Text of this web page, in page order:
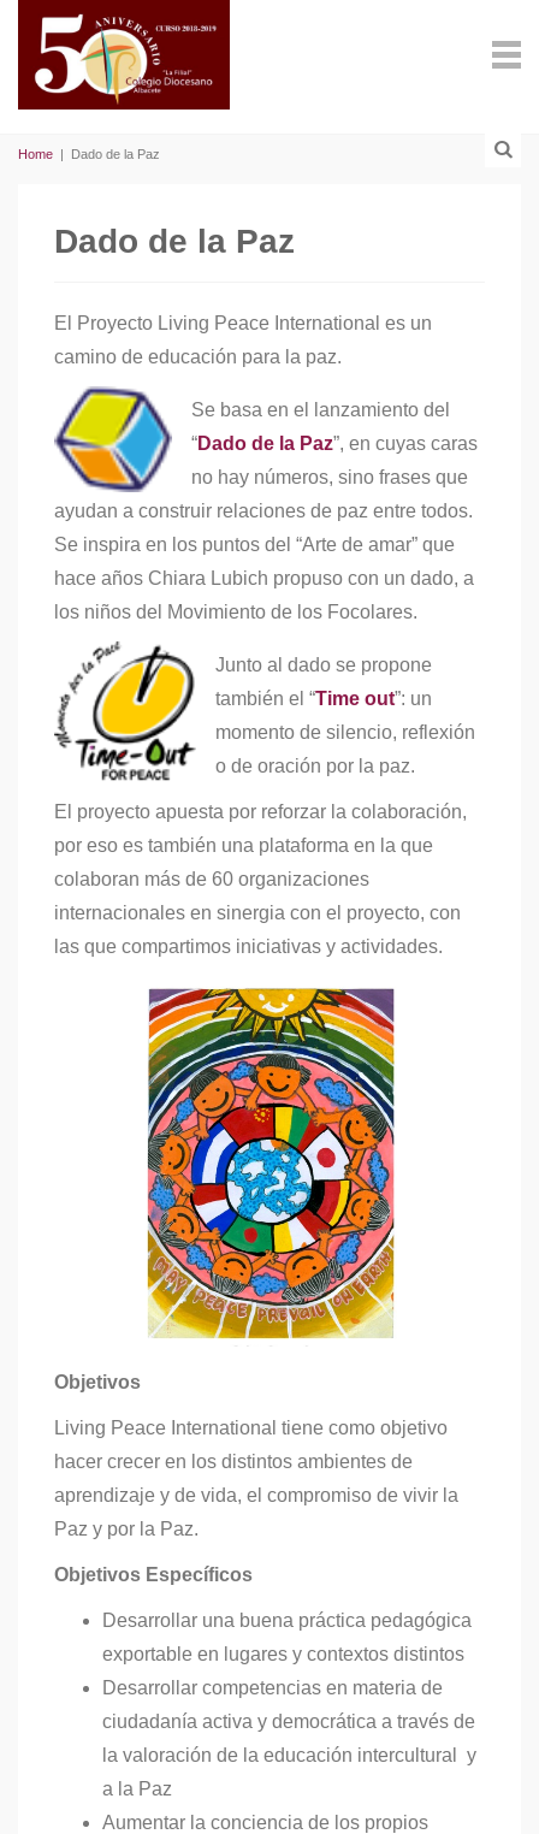
Home | Dado de la Paz
Dado de la Paz
El Proyecto Living Peace International es un
camino de educación para la paz.
Se basa en el lanzamiento del
“Dado de la Paz”, en cuyas caras
no hay números, sino frases que
ayudan a construir relaciones de paz entre todos.
Se inspira en los puntos del “Arte de amar” que
hace años Chiara Lubich propuso con un dado, a
los niños del Movimiento de los Focolares.
Junto al dado se propone
también el “Time out”: un
momento de silencio, reflexión
o de oración por la paz.
El proyecto apuesta por reforzar la colaboración,
por eso es también una plataforma en la que
colaboran más de 60 organizaciones
internacionales en sinergia con el proyecto, con
las que compartimos iniciativas y actividades.
Objetivos
Living Peace International tiene como objetivo
hacer crecer en los distintos ambientes de
aprendizaje y de vida, el compromiso de vivir la
Paz y por la Paz.
Objetivos Específicos
Desarrollar una buena práctica pedagógica
exportable en lugares y contextos distintos
Desarrollar competencias en materia de
ciudadanía activa y democrática a través de
la valoración de la educación intercultural y
a la Paz
Aumentar la conciencia de los propios